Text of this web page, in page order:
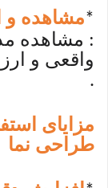
*مشاهده و
: مشاهده
واقعی و
.
مزایای
طراحی نما